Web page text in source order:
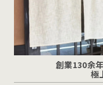
創業130余
極